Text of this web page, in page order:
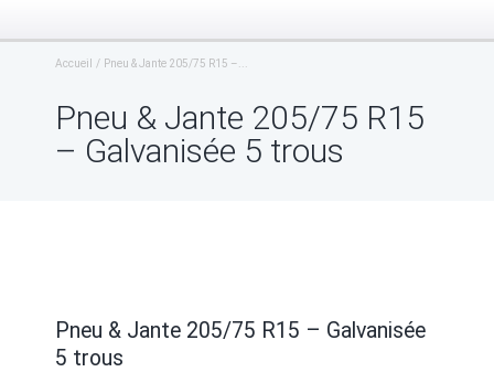
Accueil Pneu & Jante 205/75 R15 –...
Pneu & Jante 205/75 R15
– Galvanisée 5 trous
Pneu & Jante 205/75 R15 – Galvanisée
5 trous